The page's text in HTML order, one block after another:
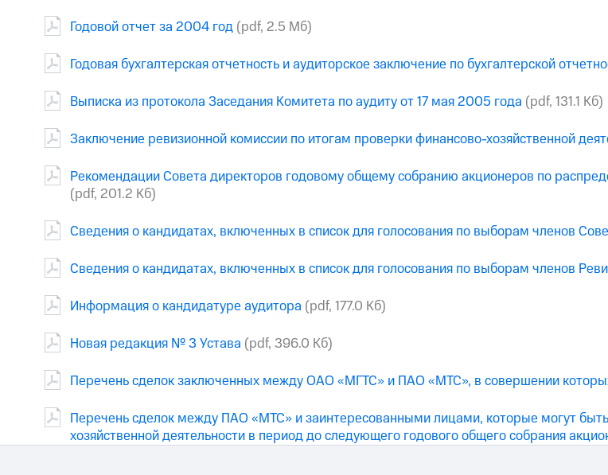
Годовой отчет за 2004 год (pdf, 2.5 Мб)
Годовая бухгалтерская отчетность и аудиторское заключение по бухгалтерской
Выписка из протокола Заседания Комитета по аудиту от 17 мая 2005 года (pdf, 131.1 Кб)
Заключение ревизионной комиссии по итогам проверки финансово-хозяйственной
Рекомендации Совета директоров годовому общему собранию акционеров по
(pdf, 201.2 Кб)
Сведения о кандидатах, включенных в список для голосования по выборам членов
Сведения о кандидатах, включенных в список для голосования по выборам членов
Информация о кандидатуре аудитора (pdf, 177.0 Кб)
Новая редакция № 3 Устава (pdf, 396.0 Кб)
Перечень сделок заключенных между ОАО «МГТС» и ПАО «МТС», в совершении
Перечень сделок между ПАО «МТС» и заинтересованными лицами, которые могут
хозяйственной деятельности в период до следующего годового общего собрания